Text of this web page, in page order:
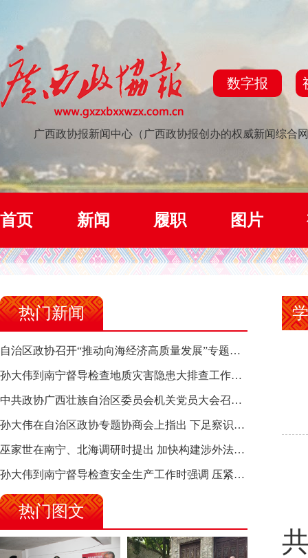
数字报
广西政协报新闻中心（广西政协报创办的权威新闻综合
首页 新闻 履职 图片
热门新闻
自治区政协召开“推动向海经济高质量发展”专题调研座谈会 钱学明出席并讲话
孙大伟到南宁督导检查地质灾害隐患大排查工作时强调 筑牢地质灾害安全防线 全力保障人民群众生命财产安全
中共政协广西壮族自治区委员会机关党员大会召开 选举产生新一届机关党委、机关纪委
孙大伟在自治区政协专题协商会上指出 下足察识谋督之功 恪尽服务大局之责 助推有色金属、关键金属产业高质量发展
巫家世在南宁、北海调研时提出 加快构建涉外法律供给集群 护航向海经济高质量发展
孙大伟到南宁督导检查安全生产工作时强调 压紧压实责任 狠抓隐患整治 坚决筑牢安全生产防线
热门图文